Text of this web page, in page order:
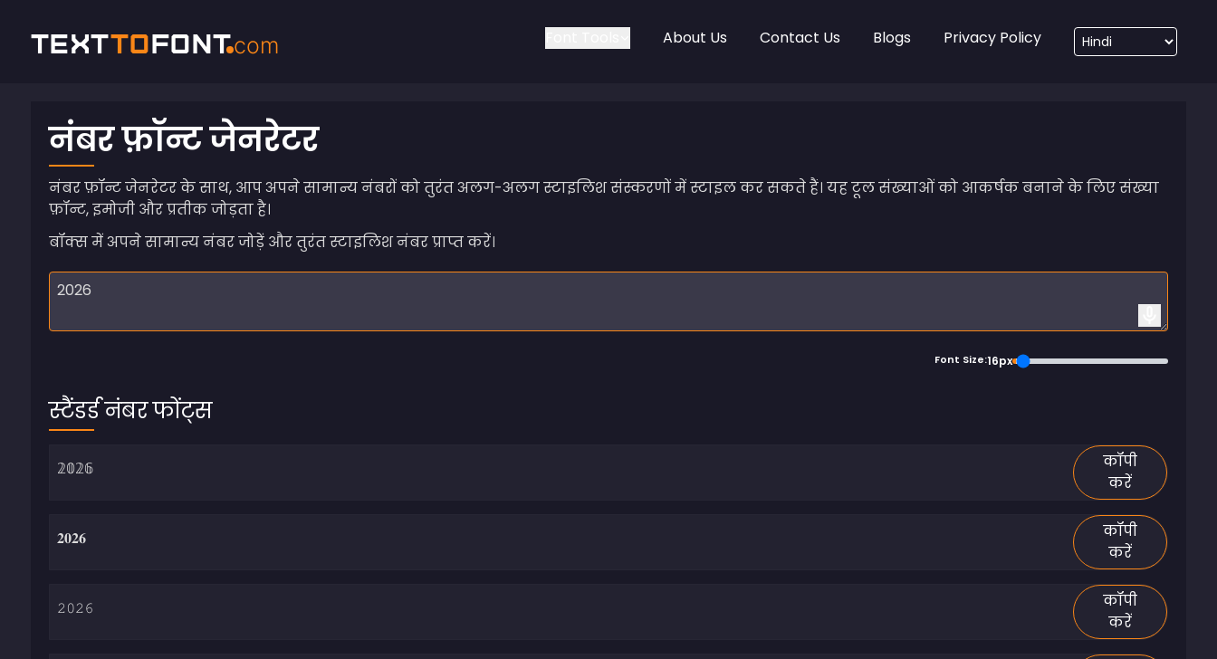
TextToFontcom About Us Contact Us Blogs Privacy Policy
नंबर फ़ॉन्ट जेनरेटर
नंबर फ़ॉन्ट जेनरेटर के साथ, आप अपने सामान्य नंबरों को तुरंत अलग-अलग स्टाइलिश संस्करणों में स्टाइल कर सकते हैं। यह टूल संख्याओं को आकर्षक बनाने के लिए संख्या
फ़ॉन्ट, इमोजी और प्रतीक जोड़ता है।
बॉक्स में अपने सामान्य नंबर जोड़ें और तुरंत स्टाइलिश नंबर प्राप्त करें।
Font Size:16px
स्टैंडर्ड नंबर फोंट्स
कॉपी
करें
कॉपी
करें
कॉपी
करें